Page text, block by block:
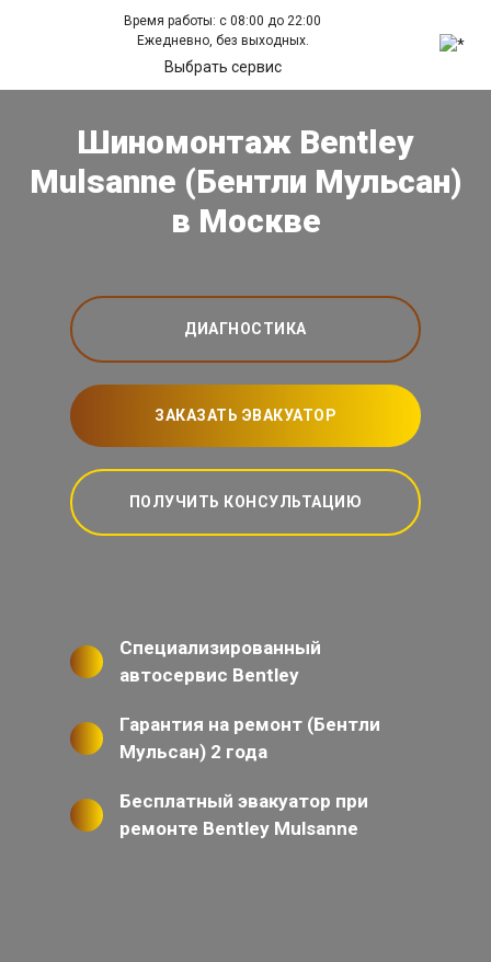
Время работы: с 08:00 до 22:00
Ежедневно, без выходных.
Выбрать сервис
Шиномонтаж Bentley
Mulsanne (Бентли Мульсан)
в Москве
ДИАГНОСТИКА
ЗАКАЗАТЬ ЭВАКУАТОР
ПОЛУЧИТЬ КОНСУЛЬТАЦИЮ
Специализированный
автосервис Bentley
Гарантия на ремонт (Бентли
Мульсан) 2 года
Бесплатный эвакуатор при
ремонте Bentley Mulsanne